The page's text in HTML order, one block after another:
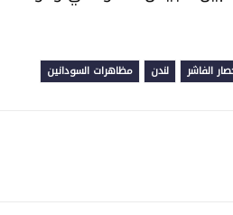
الفاشر لندن مظاهرات السودانين